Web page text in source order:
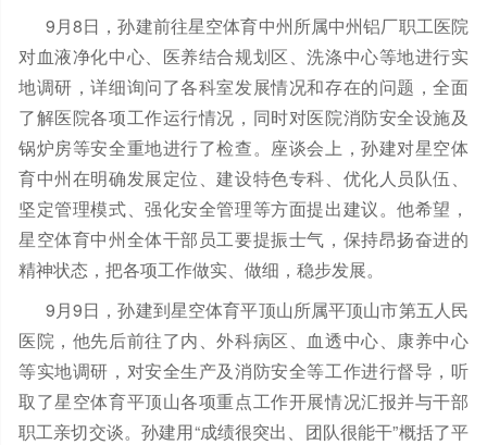
9月8日，孙建前往星空体育中州所属中州铝厂职工医院
对血液净化中心、医养结合规划区、洗涤中心等地进行实
地调研，详细询问了各科室发展情况和存在的问题，全面
了解医院各项工作运行情况，同时对医院消防安全设施及
锅炉房等安全重地进行了检查。座谈会上，孙建对星空体
育中州在明确发展定位、建设特色专科、优化人员队伍、
坚定管理模式、强化安全管理等方面提出建议。他希望，
星空体育中州全体干部员工要提振士气，保持昂扬奋进的
精神状态，把各项工作做实、做细，稳步发展。
9月9日，孙建到星空体育平顶山所属平顶山市第五人民
医院，他先后前往了内、外科病区、血透中心、康养中心
等实地调研，对安全生产及消防安全等工作进行督导，听
取了星空体育平顶山各项重点工作开展情况汇报并与干部
职工亲切交谈。孙建用“成绩很突出、团队很能干”概括了平